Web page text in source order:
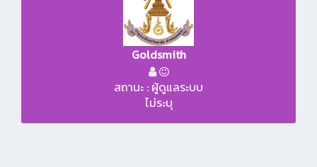
Goldsmith
สถานะ : ผู้ดูแลระบบ
ไม่ระบุ